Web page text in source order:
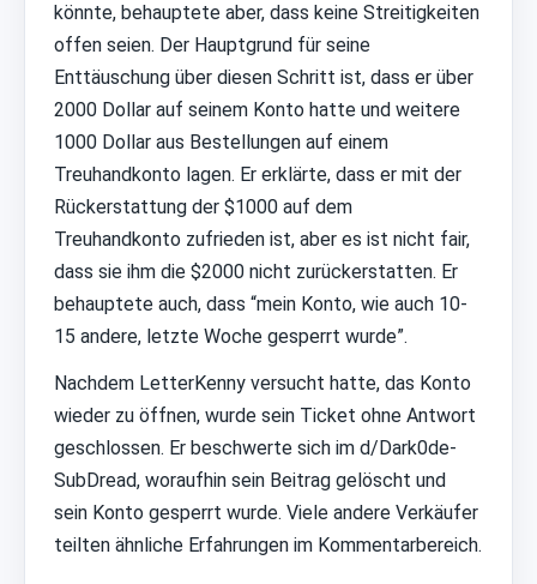
könnte, behauptete aber, dass keine Streitigkeiten
offen seien. Der Hauptgrund für seine
Enttäuschung über diesen Schritt ist, dass er über
2000 Dollar auf seinem Konto hatte und weitere
1000 Dollar aus Bestellungen auf einem
Treuhandkonto lagen. Er erklärte, dass er mit der
Rückerstattung der $1000 auf dem
Treuhandkonto zufrieden ist, aber es ist nicht fair,
dass sie ihm die $2000 nicht zurückerstatten. Er
behauptete auch, dass “mein Konto, wie auch 10-
15 andere, letzte Woche gesperrt wurde”.
Nachdem LetterKenny versucht hatte, das Konto
wieder zu öffnen, wurde sein Ticket ohne Antwort
geschlossen. Er beschwerte sich im d/Dark0de-
SubDread, woraufhin sein Beitrag gelöscht und
sein Konto gesperrt wurde. Viele andere Verkäufer
teilten ähnliche Erfahrungen im Kommentarbereich.